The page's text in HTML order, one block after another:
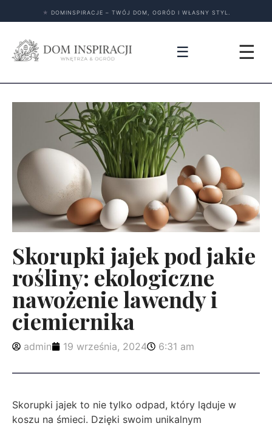
★ DOMINSPIRACJE – TWÓJ DOM, OGRÓD I WŁASNY STYL.
☰ ☰
Skorupki jajek pod jakie
rośliny: ekologiczne
nawożenie lawendy i
ciemiernika
admin 19 września, 2024 6:31 am
Skorupki jajek to nie tylko odpad, który ląduje w
koszu na śmieci. Dzięki swoim unikalnym